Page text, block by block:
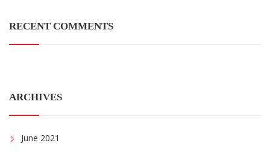
RECENT COMMENTS
ARCHIVES
June 2021